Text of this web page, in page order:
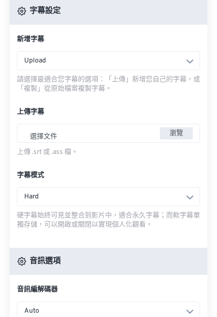
字幕設定
新增字幕
Upload
請選擇最適合您字幕的選項：「上傳」新增您自己的字幕，或
「複製」從原始檔案複製字幕。
上傳字幕
選擇文件 瀏覽
上傳 .srt 或 .ass 檔。
字幕模式
Hard
硬字幕始終可見並整合到影片中，適合永久字幕；而軟字幕單
獨存儲，可以開啟或關閉以實現個人化觀看。
音訊選項
音訊編解碼器
Auto